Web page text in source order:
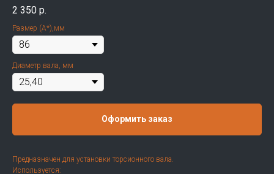
2 350 р.
Размер (А*),мм
Диаметр вала, мм
Оформить заказ
Предназначен для установки торсионного вала.
Используется: